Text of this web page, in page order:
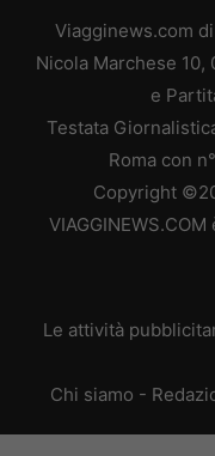
Viagginews.com
Nicola Marchese 10,
e
Testata
Roma con
Copyright
Le attività
Chi siamo -